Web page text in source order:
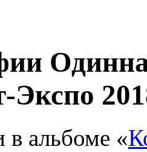
Экспо
альбоме «